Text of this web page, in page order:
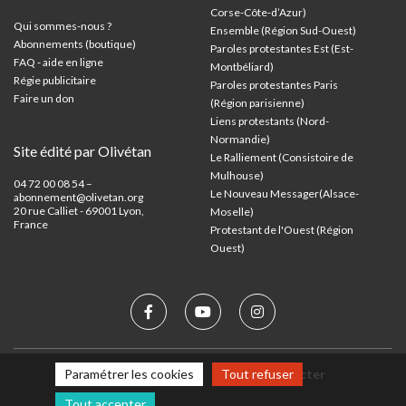
Qui sommes-nous ?
Abonnements (boutique)
FAQ - aide en ligne
Régie publicitaire
Faire un don
Site édité par Olivétan
04 72 00 08 54 –
abonnement@olivetan.org
20 rue Calliet - 69001 Lyon,
France
Corse-Côte-d’Azur)
Ensemble (Région Sud-Ouest)
Paroles protestantes Est (Est-
Montbéliard)
Paroles protestantes Paris
(Région parisienne)
Liens protestants (Nord-
Normandie)
Le Ralliement (Consistoire de
Mulhouse)
Le Nouveau Messager(Alsace-
Moselle)
Protestant de l'Ouest (Région
Ouest)
Mentions légales Nous contacter
Paramétrer les cookies
Tout refuser